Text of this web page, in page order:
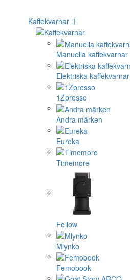
Kaffekvarnar
Manuella kaffekvarnar
Elektriska kaffekvarnar
1Zpresso
Andra märken
Eureka
Timemore
Fellow
Mlynko
Femobook